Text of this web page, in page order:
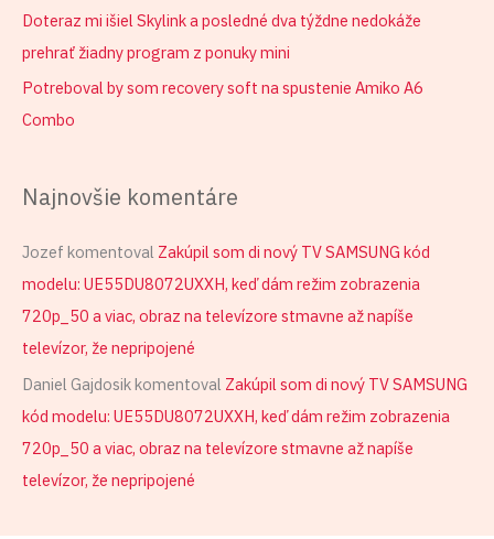
Doteraz mi išiel Skylink a posledné dva týždne nedokáže
prehrať žiadny program z ponuky mini
Potreboval by som recovery soft na spustenie Amiko A6
Combo
Najnovšie komentáre
Jozef komentoval Zakúpil som di nový TV SAMSUNG kód
modelu: UE55DU8072UXXH, keď dám režim zobrazenia
720p_50 a viac, obraz na televízore stmavne až napíše
televízor, že nepripojené
Daniel Gajdosikkomentoval Zakúpil som di nový TV SAMSUNG
kód modelu: UE55DU8072UXXH, keď dám režim zobrazenia
720p_50 a viac, obraz na televízore stmavne až napíše
televízor, že nepripojené